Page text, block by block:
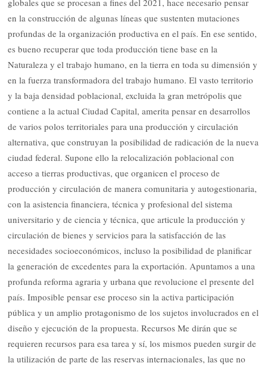
globales que se procesan a fines del 2021, hace necesario pensar
en la construcción de algunas líneas que sustenten mutaciones
profundas de la organización productiva en el país. En ese sentido,
es bueno recuperar que toda producción tiene base en la
Naturaleza y el trabajo humano, en la tierra en toda su dimensión y
en la fuerza transformadora del trabajo humano. El vasto territorio
y la baja densidad poblacional, excluida la gran metrópolis que
contiene a la actual Ciudad Capital, amerita pensar en desarrollos
de varios polos territoriales para una producción y circulación
alternativa, que construyan la posibilidad de radicación de la nueva
ciudad federal. Supone ello la relocalización poblacional con
acceso a tierras productivas, que organicen el proceso de
producción y circulación de manera comunitaria y autogestionaria,
con la asistencia financiera, técnica y profesional del sistema
universitario y de ciencia y técnica, que articule la producción y
circulación de bienes y servicios para la satisfacción de las
necesidades socioeconómicos, incluso la posibilidad de planificar
la generación de excedentes para la exportación. Apuntamos a una
profunda reforma agraria y urbana que revolucione el presente del
país. Imposible pensar ese proceso sin la activa participación
pública y un amplio protagonismo de los sujetos involucrados en el
diseño y ejecución de la propuesta. Recursos Me dirán que se
requieren recursos para esa tarea y sí, los mismos pueden surgir de
la utilización de parte de las reservas internacionales, las que no